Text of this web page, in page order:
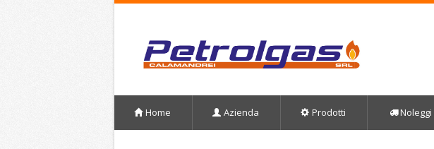
Home Azienda Prodotti Noleggi